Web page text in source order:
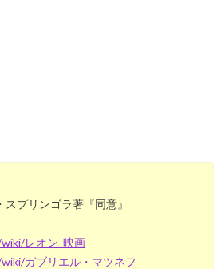
プリンゴラ著『同意』
レオン_映画
ガブリエル・マツネフ